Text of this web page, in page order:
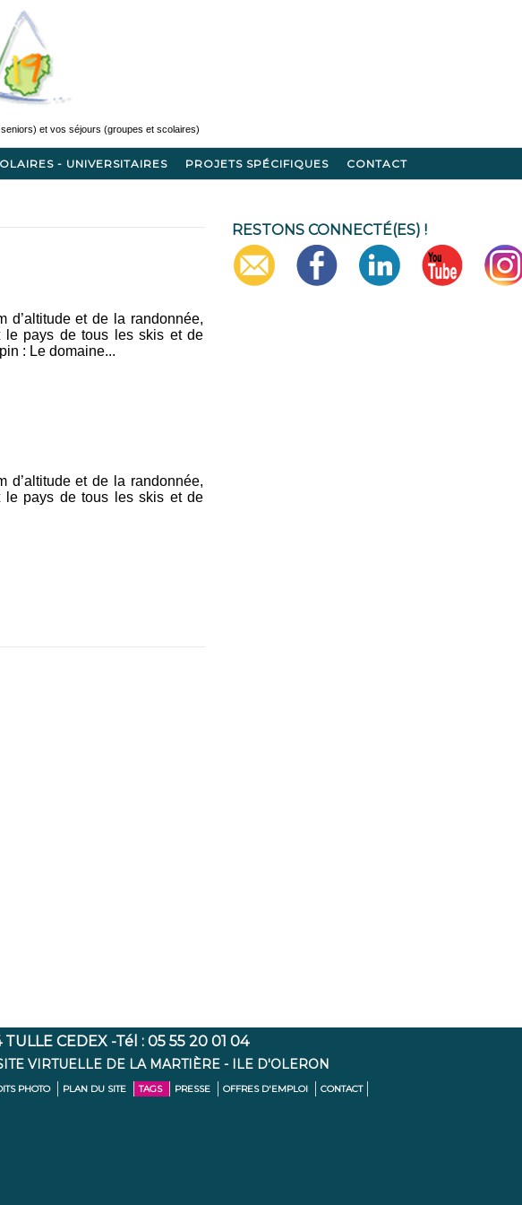
- UNIVERSITAIRES PROJETS SPÉCIFIQUES CONTACT
d’altitude et de la randonnée,
le pays de tous les skis et de
: Le domaine...
d’altitude et de la randonnée,
le pays de tous les skis et de
RESTONS CONNECTÉ(ES) !
CEDEX -Tél : 05 55 20 01 04
VIRTUELLE DE LA MARTIÈRE - ILE D'OLERON
PHOTO PLAN DU SITE TAGS PRESSE OFFRES D'EMPLOI CONTACT